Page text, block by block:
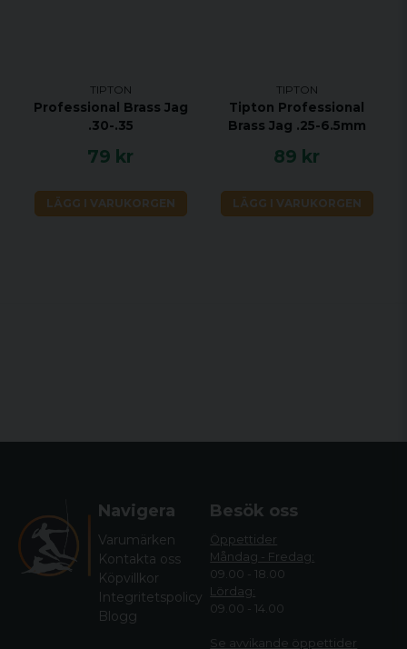
TIPTON
Professional Brass Jag
.30-.35
79 kr
LÄGG I VARUKORGEN
TIPTON
Tipton Professional
Brass Jag .25-6.5mm
89 kr
LÄGG I VARUKORGEN
Navigera
Varumärken
Kontakta oss
Köpvillkor
Integritetspolicy
Blogg
Besök oss
Öppettider
Måndag - Fredag:
09.00 - 18.00
Lördag:
09.00 - 14.00
Se avvikande öppettider